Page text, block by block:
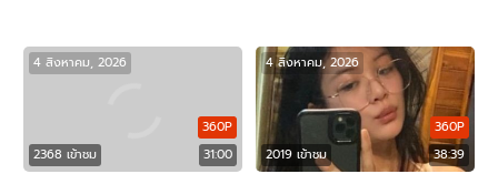
2368 เข้าชม 31:00
360P
4 สิงหาคม, 2026
2019 เข้าชม 38:39
360P
4 สิงหาคม, 2026